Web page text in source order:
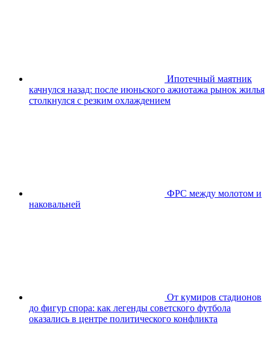
Ипотечный маятник
качнулся назад: после июньского ажиотажа рынок жилья
столкнулся с резким охлаждением
ФРС между молотом и
наковальней
От кумиров стадионов
до фигур спора: как легенды советского футбола
оказались в центре политического конфликта